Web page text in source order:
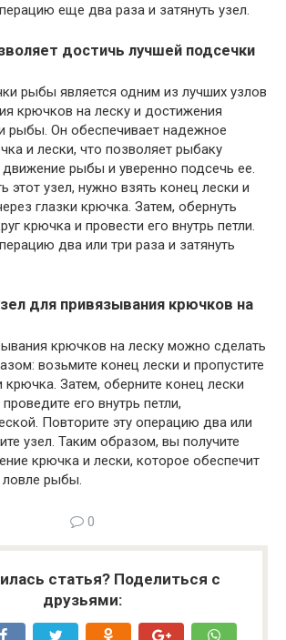
еще два раза и затянуть узел.
достичь лучшей подсечки
рыбы является одним из лучших узлов
крючков на леску и достижения
рыбы. Он обеспечивает надежное
и лески, что позволяет рыбаку
движение рыбы и уверенно подсечь ее.
этот узел, нужно взять конец лески и
глазки крючка. Затем, обернуть
крючка и провести его внутрь петли.
два или три раза и затянуть
для привязывания крючков на
крючков на леску можно сделать
возьмите конец лески и пропустите
крючка. Затем, оберните конец лески
его внутрь петли,
Повторите эту операцию два или
узел. Таким образом, вы получите
крючка и лески, которое обеспечит
рыбы.
0
статья? Поделиться с
друзьями: